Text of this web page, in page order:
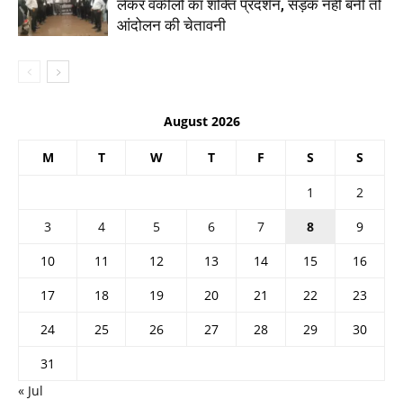
लेकर वकीलों का शक्ति प्रदर्शन, सड़क नहीं बनी तो
आंदोलन की चेतावनी
August 2026
M T W T F S S
1
2
3
4 5 6 7 8
9
10
11 12 13 14 15
16
17
18 19 20 21 22
23
24
25 26 27 28 29
30
31
« Jul